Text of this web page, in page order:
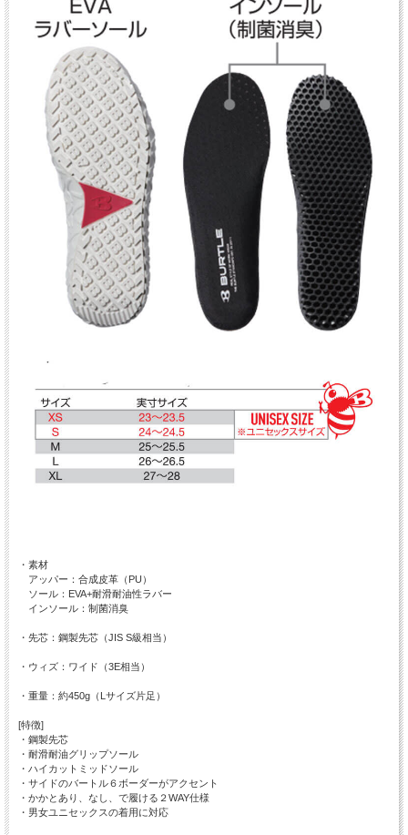
・素材
アッパー：合成皮革（PU）
ソール：EVA+耐滑耐油性ラバー
インソール：制菌消臭
・先芯：鋼製先芯（JIS S級相当）
・ウィズ：ワイド（3E相当）
・重量：約450g（Lサイズ片足）
[特徴]
・鋼製先芯
・耐滑耐油グリップソール
・ハイカットミッドソール
・サイドのバートル６ボーダーがアクセント
・かかとあり、なし、で履ける２WAY仕様
・男女ユニセックスの着用に対応